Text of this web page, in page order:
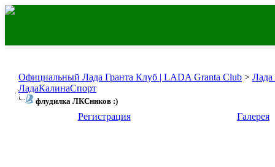
Официальный Лада Гранта Клуб | LADA Granta Club > Лада
ЛадаКалинаСпорт
флудилка ЛКСников :)
Регистрация Галерея